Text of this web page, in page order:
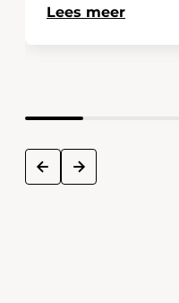
Lees meer
prev next